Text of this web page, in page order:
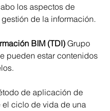
los aspectos de
de la información.
BIM (TDI) Grupo
pueden estar contenidos
de aplicación de
el ciclo de vida de una